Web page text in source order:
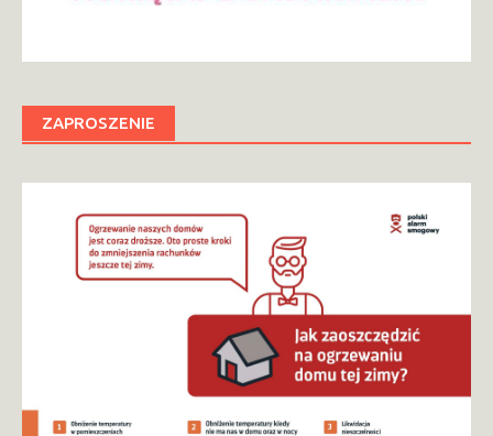
ZAPROSZENIE